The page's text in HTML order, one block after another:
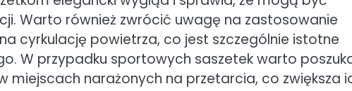
Warto również zwrócić uwagę na zastosowanie
cyrkulację powietrza, co jest szczególnie istotne
W przypadku sportowych saszetek warto
narażonych na przetarcia, co zwiększa